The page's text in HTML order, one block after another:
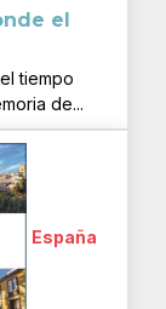
el
tiempo
de...
España